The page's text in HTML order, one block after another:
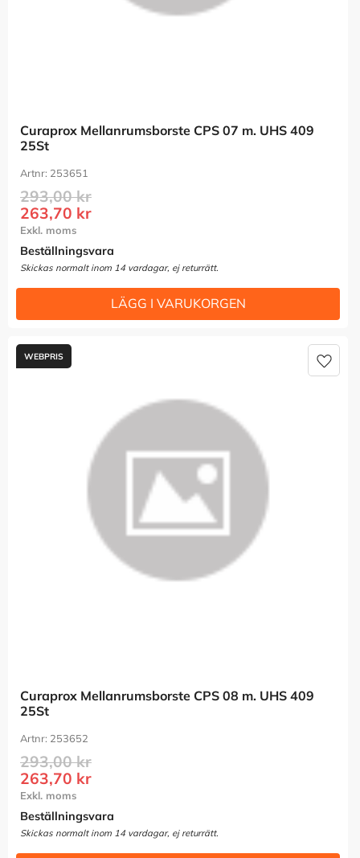
Curaprox Mellanrumsborste CPS 07 m. UHS 409
25St
253651
263,70 kr
293,00kr
Beställningsvara
Curaprox Mellanrumsborste CPS 08 m. UHS 409
25St
253652
263,70 kr
293,00kr
Lägg
Beställningsvara